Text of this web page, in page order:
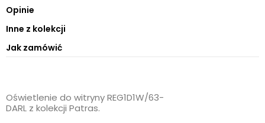
Opinie
Inne z kolekcji
Jak zamówić
Oświetlenie do witryny REG1D1W/63-
DARL z kolekcji Patras.